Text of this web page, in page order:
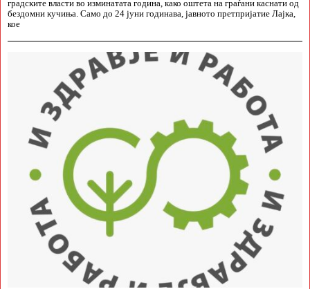
градските власти во изминатата година, како оштета на граѓани каснати од
бездомни кучиња. Само до 24 јуни годинава, јавното претпријатие Лајка,
кое